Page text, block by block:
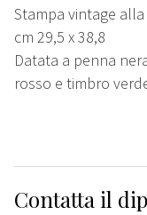
Stampa vintage
cm 29,5 x 38,8
Datata a penna
rosso e timbro
Contatta il